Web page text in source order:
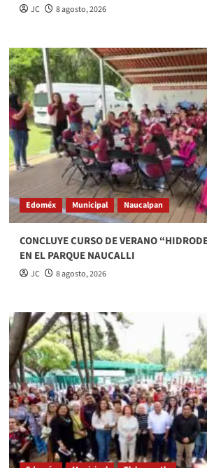
JC 8 agosto, 2026
Edoméx Municipal Naucalpan
CONCLUYE CURSO DE VERANO
EN EL PARQUE NAUCALLI
JC 8 agosto, 2026